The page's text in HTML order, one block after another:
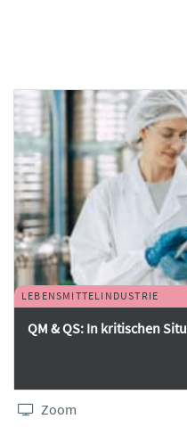
LEBENSMITTELINDUSTRIE
QM & QS: In kritischen
Zoom